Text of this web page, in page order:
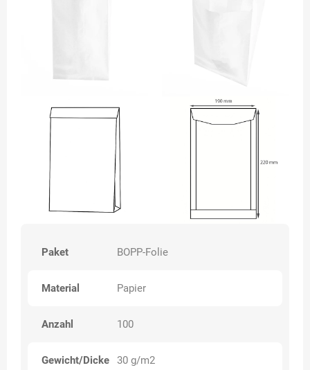
Paket BOPP-Folie
Material Papier
Anzahl 100
Gewicht/Dicke 30 g/m2